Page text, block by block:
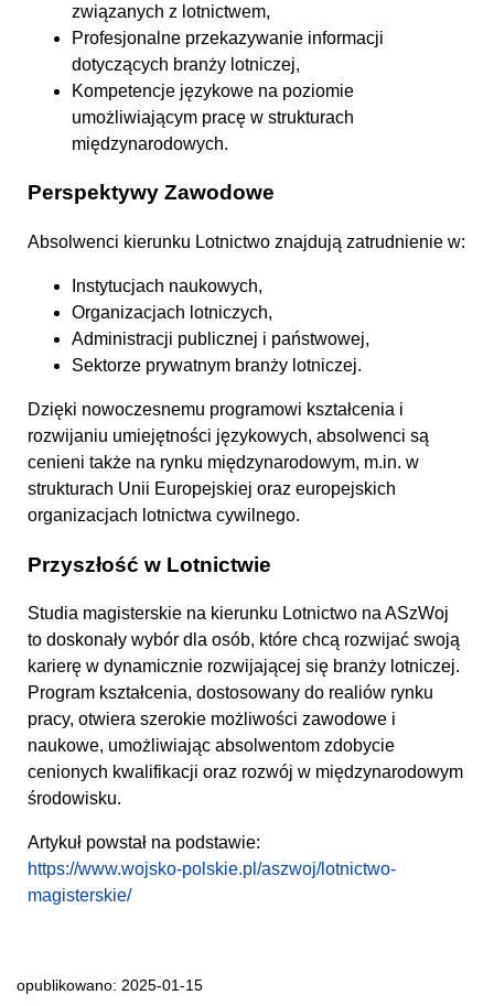
związanych z lotnictwem,
Profesjonalne przekazywanie informacji
dotyczących branży lotniczej,
Kompetencje językowe na poziomie
umożliwiającym pracę w strukturach
międzynarodowych.
Perspektywy Zawodowe
Absolwenci kierunku Lotnictwo znajdują zatrudnienie w:
Instytucjach naukowych,
Organizacjach lotniczych,
Administracji publicznej i państwowej,
Sektorze prywatnym branży lotniczej.
Dzięki nowoczesnemu programowi kształcenia i
rozwijaniu umiejętności językowych, absolwenci są
cenieni także na rynku międzynarodowym, m.in. w
strukturach Unii Europejskiej oraz europejskich
organizacjach lotnictwa cywilnego.
Przyszłość w Lotnictwie
Studia magisterskie na kierunku Lotnictwo na ASzWoj
to doskonały wybór dla osób, które chcą rozwijać swoją
karierę w dynamicznie rozwijającej się branży lotniczej.
Program kształcenia, dostosowany do realiów rynku
pracy, otwiera szerokie możliwości zawodowe i
naukowe, umożliwiając absolwentom zdobycie
cenionych kwalifikacji oraz rozwój w międzynarodowym
środowisku.
Artykuł powstał na podstawie:
https://www.wojsko-polskie.pl/aszwoj/lotnictwo-
magisterskie/
opublikowano: 2025-01-15